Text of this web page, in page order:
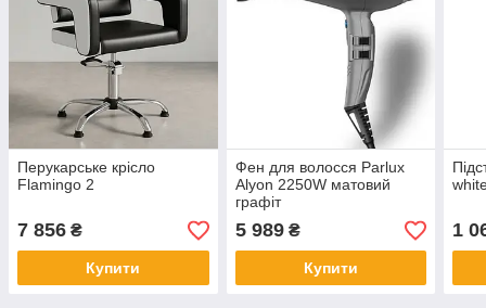
Перукарське крісло
Flamingo 2
7 856 ₴
Купити
Фен для волосся Parlux
Alyon 2250W матовий
графіт
5 989₴
Купити
1